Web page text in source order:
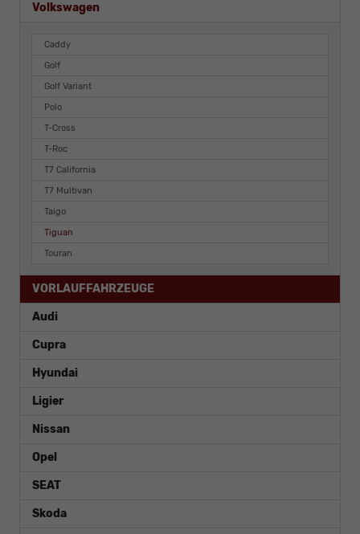
Volkswagen
Caddy
Golf
Golf Variant
Polo
T-Cross
T-Roc
T7 California
T7 Multivan
Taigo
Tiguan
Touran
VORLAUFFAHRZEUGE
Audi
Cupra
Hyundai
Ligier
Nissan
Opel
SEAT
Skoda